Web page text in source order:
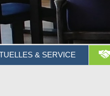
& SERVICE